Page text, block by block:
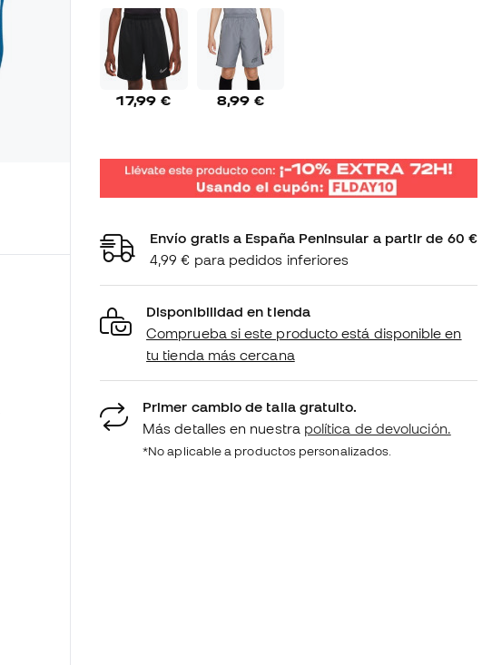
17,99 € 8,99 €
Envío gratis a España Peninsular a partir de 60 €
4,99 € para pedidos inferiores
Disponibilidad en tienda
Comprueba si este producto está disponible en
tu tienda más cercana
Primer cambio de talla gratuito.
Más detalles en nuestra política de devolución.
*No aplicable a productos personalizados.